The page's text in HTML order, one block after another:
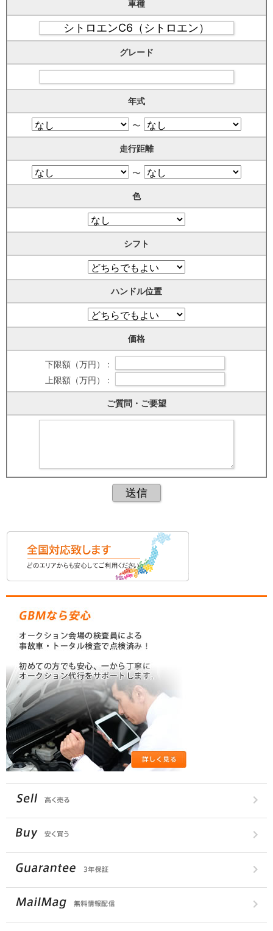
車種
グレード
年式
〜
走行距離
〜
色
シフト
ハンドル位置
価格
下限額（万円） :
上限額（万円） :
ご質問・ご要望